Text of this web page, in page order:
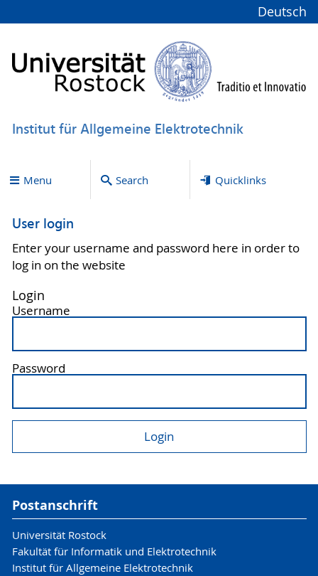
Deutsch
Institut für Allgemeine Elektrotechnik
Menu Search Quicklinks
User login
Enter your username and password here in order to
log in on the website
Login
Username
Password
Postanschrift
Universität Rostock
Fakultät für Informatik und Elektrotechnik
Institut für Allgemeine Elektrotechnik